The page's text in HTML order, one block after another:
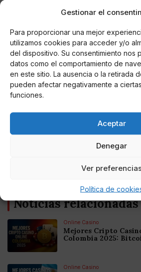
Gestionar el
Para proporcionar una mejor
utilizamos cookies para acceder y/o
del dispositivo. Su consentimiento nos
datos como el comportamiento de
en este sitio. La ausencia o la retirada
pueden afectar negativamente a
funciones.
Aceptar
Denegar
Ver
Política de
Miguel P. Montes
El presidente del PP reivindicará la
ensalcen a los populares como
Noticias relacionadas
Online Casino
Mejores Cripto
Colombia 2025:
Online Casino